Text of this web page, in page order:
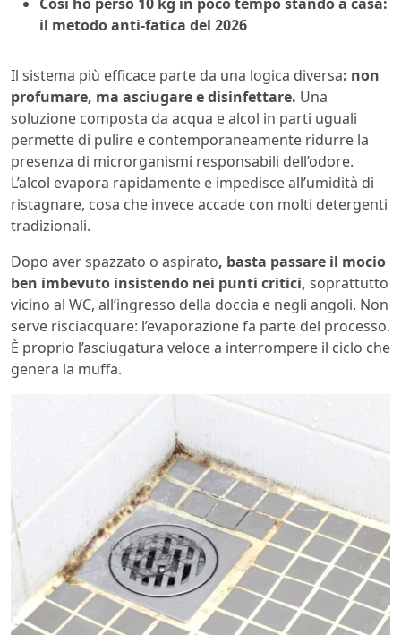
il metodo anti-fatica del 2026
Il sistema più efficace parte da una logica diversa: non
profumare, ma asciugare e disinfettare. Una
soluzione composta da acqua e alcol in parti uguali
permette di pulire e contemporaneamente ridurre la
presenza di microrganismi responsabili dell’odore.
L’alcol evapora rapidamente e impedisce all’umidità di
ristagnare, cosa che invece accade con molti detergenti
tradizionali.
Dopo aver spazzato o aspirato, basta passare il mocio
ben imbevuto insistendo nei punti critici, soprattutto
vicino al WC, all’ingresso della doccia e negli angoli. Non
serve risciacquare: l’evaporazione fa parte del processo.
È proprio l’asciugatura veloce a interrompere il ciclo che
genera la muffa.